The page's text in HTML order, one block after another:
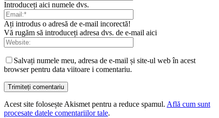
Introduceți aici numele dvs.
Ați introdus o adresă de e-mail incorectă!
Vă rugăm să introduceți adresa dvs. de e-mail aici
Salvați numele meu, adresa de e-mail și site-ul web în acest
browser pentru data viitoare i comentariu.
Acest site folosește Akismet pentru a reduce spamul. Află cum sunt
procesate datele comentariilor tale.